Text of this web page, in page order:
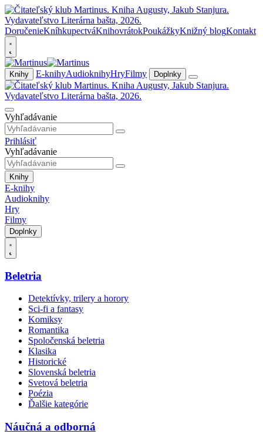
DoručenieKníhkupectváKnihovrátokPoukážkyKnižný blogKontakt
Knihy E-knihyAudioknihyHryFilmy Doplnky
Vyhľadávanie
Prihlásiť
Vyhľadávanie
Knihy
E-knihy
Audioknihy
Hry
Filmy
Doplnky
Beletria
Detektívky, trilery a horory
Sci-fi a fantasy
Komiksy
Romantika
Spoločenská beletria
Klasika
Historické
Slovenská beletria
Svetová beletria
Poézia
Ďalšie kategórie
Náučná a odborná